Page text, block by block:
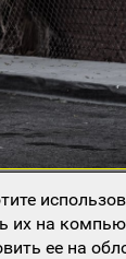
их на
ее на